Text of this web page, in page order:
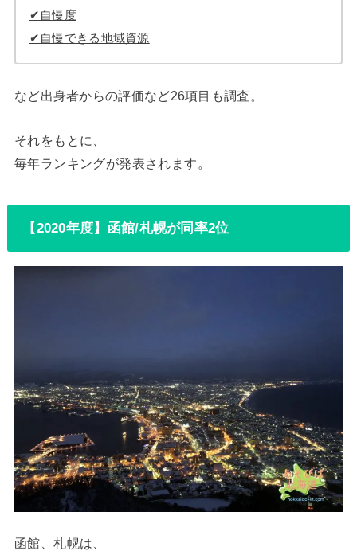
✔︎自慢度
✔︎自慢できる地域資源
など出身者からの評価など26項目も調査。
それをもとに、
毎年ランキングが発表されます。
【2020年度】函館/札幌が同率2位
函館、札幌は、